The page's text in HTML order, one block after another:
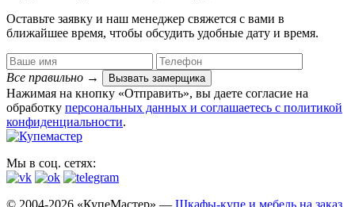
Оставьте заявку и наш менеджер свяжется с вами в
ближайшее время, чтобы обсудить удобные дату и время.
Все правильно → Вызвать замерщика
Нажимая на кнопку «Отправить», вы даете согласие на
обработку персональных данных​ и соглашаетесь c политикой
конфиденциальности.
Мы в соц. сетях: